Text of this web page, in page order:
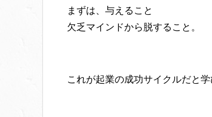
まずは、与えること
欠乏マインドから脱すること。
これが起業の成功サイクルだと学